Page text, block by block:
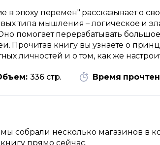
в эпоху перемен" рассказывает о
типа мышления – логическое и
помогает перерабатывать
Прочитав книгу вы узнаете о
личностей и о том, как же
336 стр. Время
собрали несколько магазинов в
прямо сейчас.